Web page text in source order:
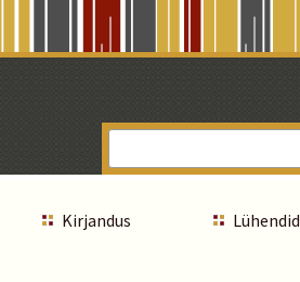
Kirjandus Lühendid